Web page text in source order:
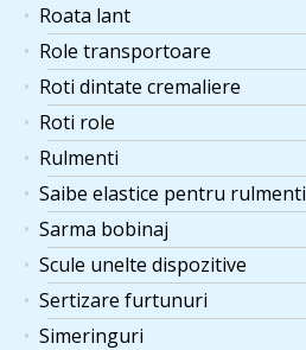
Roata lant
Role transportoare
Roti dintate cremaliere
Roti role
Rulmenti
Saibe elastice pentru rulmenti
Sarma bobinaj
Scule unelte dispozitive
Sertizare furtunuri
Simeringuri